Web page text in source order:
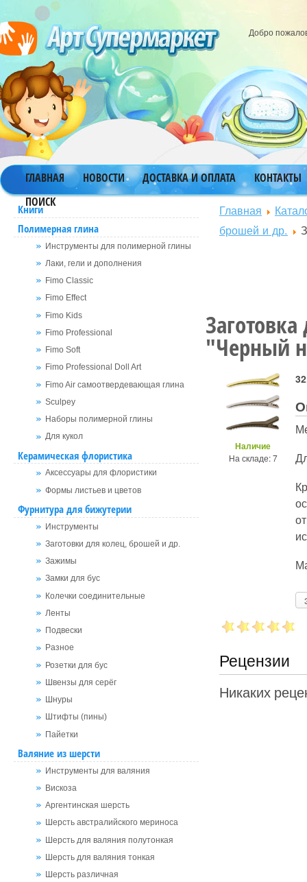
Добро
ГЛАВНАЯ НОВОСТИ ДОСТАВКА И ОПЛАТА
КОНТАКТЫ
ПОИСК
Книги
Полимерная глина
Инструменты для полимерной глины
Лаки, гели и дополнения
Fimo Classic
Fimo Effect
Fimo Kids
Fimo Professional
Fimo Soft
Fimo Professional Doll Art
Fimo Air самоотвердевающая глина
Sculpey
Наборы полимерной глины
Для кукол
Керамическая флористика
Аксессуары для флористики
Формы листьев и цветов
Фурнитура для бижутерии
Инструменты
Заготовки для колец, брошей и др.
Зажимы
Замки для бус
Колечки соединительные
Ленты
Подвески
Разное
Розетки для бус
Швензы для серёг
Шнуры
Штифты (пины)
Пайетки
Валяние из шерсти
Инструменты для валяния
Вискоза
Аргентинская шерсть
Шерсть австралийского мериноса
Шерсть для валяния полутонкая
Шерсть для валяния тонкая
Шерсть различная
Главная
брошей и др.
"Черный
Наличие
На складе: 7
Рецензии
Никаких